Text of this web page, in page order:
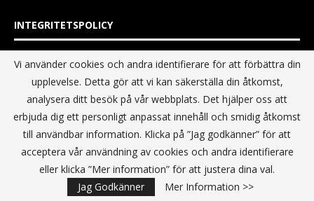
INTEGRITETSPOLICY
IT MEDIA GROUP SVERIGE AB Integritetspolicy
Vi använder cookies och andra identifierare för att förbättra din
upplevelse. Detta gör att vi kan säkerställa din åtkomst,
analysera ditt besök på vår webbplats. Det hjälper oss att
erbjuda dig ett personligt anpassat innehåll och smidig åtkomst
till användbar information. Klicka på ”Jag godkänner” för att
acceptera vår användning av cookies och andra identifierare
eller klicka ”Mer information” för att justera dina val.
Jag Godkänner
Mer Information >>